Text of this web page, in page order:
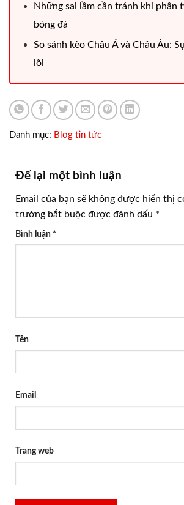
Những sai lầm cần tránh khi phân
bóng đá
So sánh kèo Châu Á và Châu Âu:
lõi
Danh mục: Blog tin tức
Để lại một bình luận
Email của bạn sẽ không được hiển thị
trường bắt buộc được đánh dấu *
Bình luận *
Tên
Email
Trang web